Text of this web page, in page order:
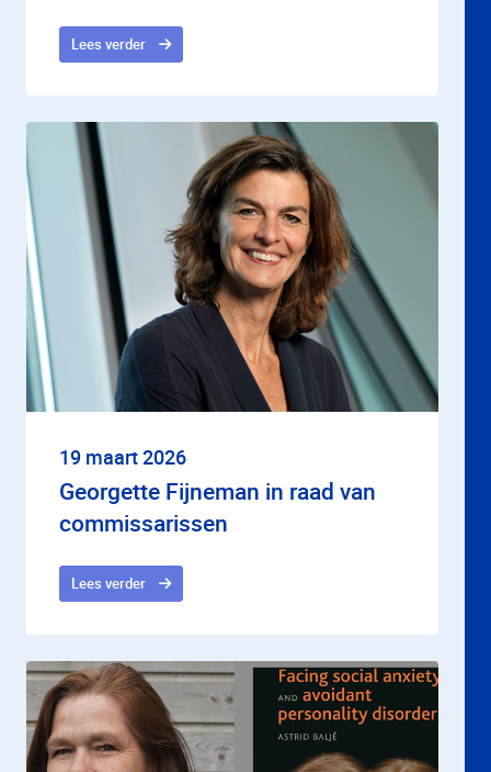
Lees verder
19 maart 2026
Georgette Fijneman in raad van
commissarissen
Lees verder